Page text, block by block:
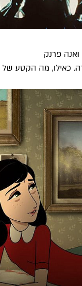
כאילו, מה הקטע של